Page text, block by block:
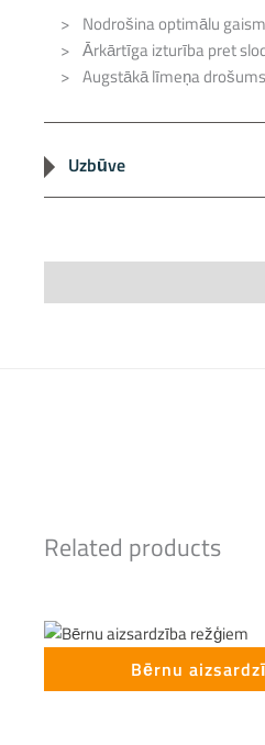
Nodrošina optimālu
Ārkārtīga izturība pret
Augstākā līmeņa
Uzbūve
Related products
Bērnu